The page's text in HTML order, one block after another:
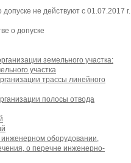
не действуют с 01.07.2017 г.
о допуске
земельного участка:
участка
трассы линейного
полосы отвода
оборудовании,
о перечне инженерно-